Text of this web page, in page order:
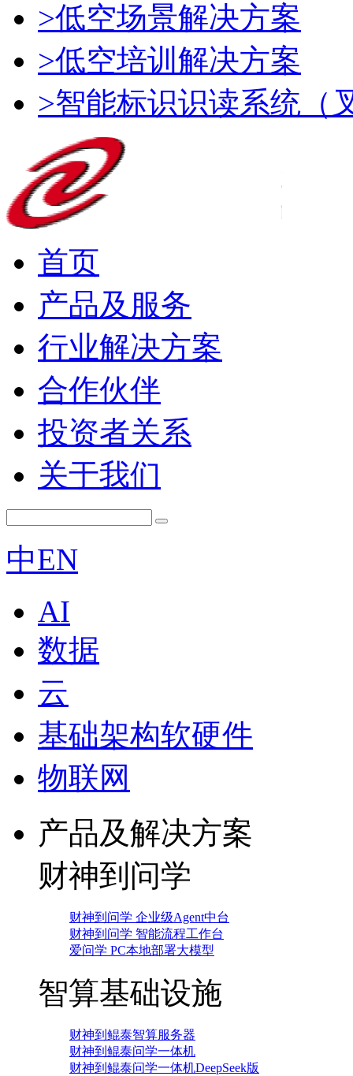
>低空场景解决方案
>低空培训解决方案
>智能标识识读系统（
首页
产品及服务
行业解决方案
合作伙伴
投资者关系
关于我们
中EN
AI
数据
云
基础架构软硬件
物联网
产品及解决方案
财神到问学
财神到问学 企业级Agent中台
财神到问学 智能流程工作台
爱问学 PC本地部署大模型
智算基础设施
财神到鲲泰智算服务器
财神到鲲泰问学一体机
财神到鲲泰问学一体机DeepSeek版